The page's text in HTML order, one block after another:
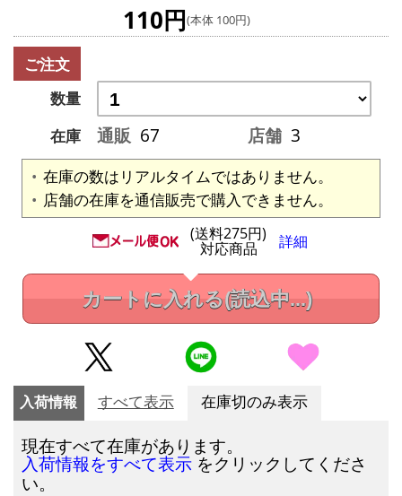
110円(本体 100円)
ご注文
数量
在庫
通販 67 店舗 3
在庫の数はリアルタイムではありません。
店舗の在庫を通信販売で購入できません。
(送料275円)
対応商品 詳細
カートに入れる(読込中...)
入荷情報 すべて表示 在庫切のみ表示
現在すべて在庫があります。
入荷情報をすべて表示 をクリックしてくださ
い。